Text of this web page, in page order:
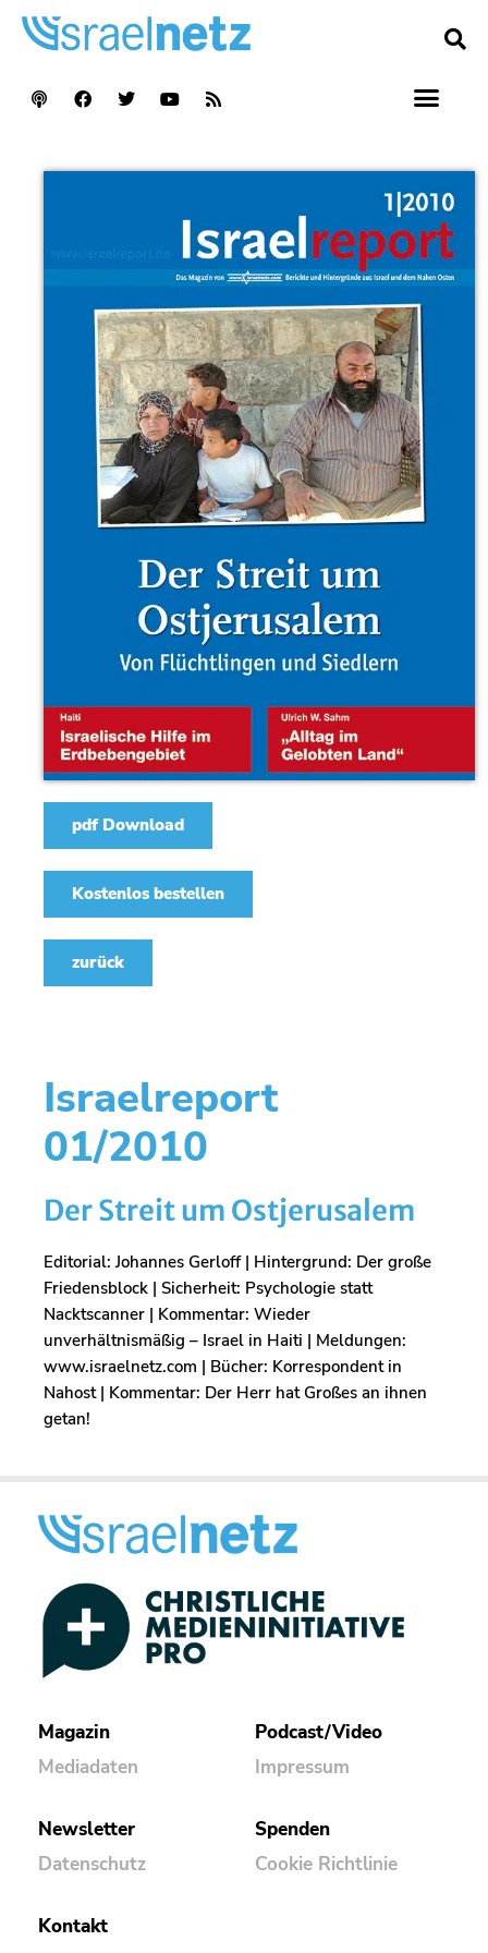
pdf Download
Kostenlos bestellen
zurück
Israelreport
01/2010
Der Streit um Ostjerusalem
Editorial: Johannes Gerloff | Hintergrund: Der große
Friedensblock | Sicherheit: Psychologie statt
Nacktscanner | Kommentar: Wieder
unverhältnismäßig – Israel in Haiti | Meldungen:
www.israelnetz.com | Bücher: Korrespondent in
Nahost | Kommentar: Der Herr hat Großes an ihnen
getan!
Magazin
Mediadaten
Podcast/Video
Impressum
Newsletter
Datenschutz
Spenden
Cookie Richtlinie
Kontakt